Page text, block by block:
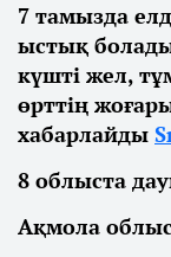
7 тамызда
ыстық
күшті жел,
өрттің
хабарлайды
8 облыста
Ақмола